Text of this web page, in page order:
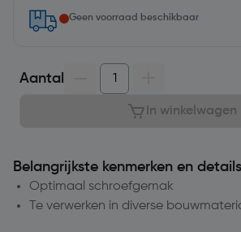
Geen voorraad beschikbaar
Aantal
In winkelwagen
Belangrijkste kenmerken en details
Optimaal schroefgemak
Te verwerken in diverse